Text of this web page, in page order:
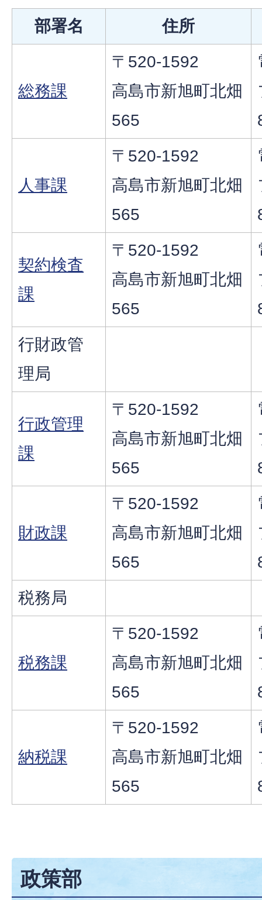
部署名
住所
総務課
〒520-1592
高島市新旭町北畑
565
人事課
〒520-1592
高島市新旭町北畑
565
契約検査
課
〒520-1592
高島市新旭町北畑
565
行財政管
理局
行政管理
課
〒520-1592
高島市新旭町北畑
565
財政課
〒520-1592
高島市新旭町北畑
565
税務局
税務課
〒520-1592
高島市新旭町北畑
565
納税課
〒520-1592
高島市新旭町北畑
565
政策部